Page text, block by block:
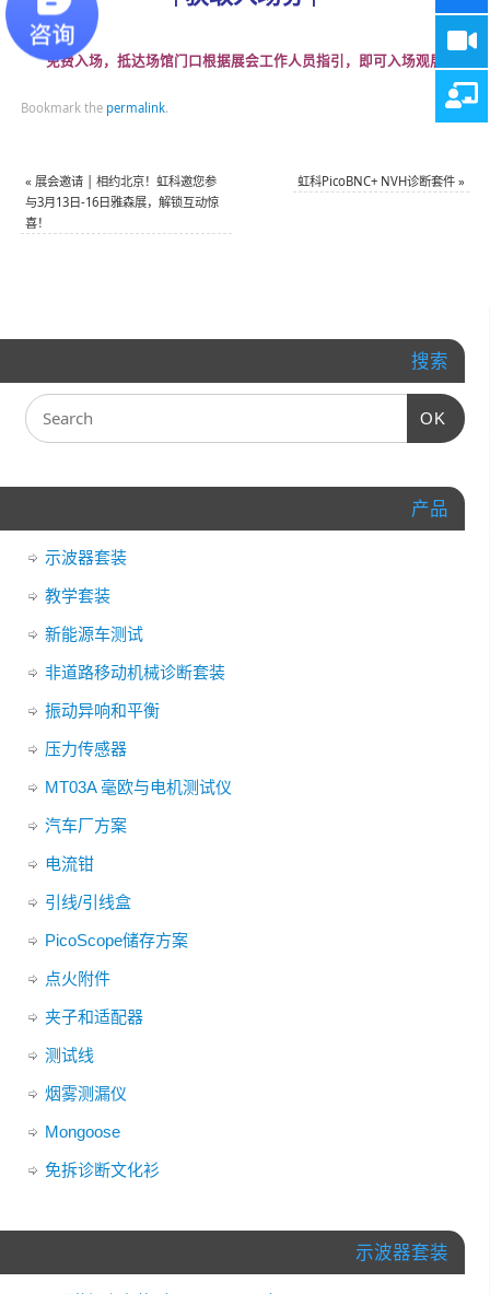
免费入场，抵达场馆门口根据展会工作人员指引，即可入场观展
Bookmark the permalink.
« 展会邀请 | 相约北京！虹科邀您参
与3月13日-16日雅森展，解锁互动惊
喜！
虹科PicoBNC+ NVH诊断套件»
搜索
OK
产品
示波器套装
教学套装
新能源车测试
非道路移动机械诊断套装
振动异响和平衡
压力传感器
MT03A 毫欧与电机测试仪
汽车厂方案
电流钳
引线/引线盒
PicoScope储存方案
点火附件
夹子和适配器
测试线
烟雾测漏仪
Mongoose
免拆诊断文化衫
示波器套装